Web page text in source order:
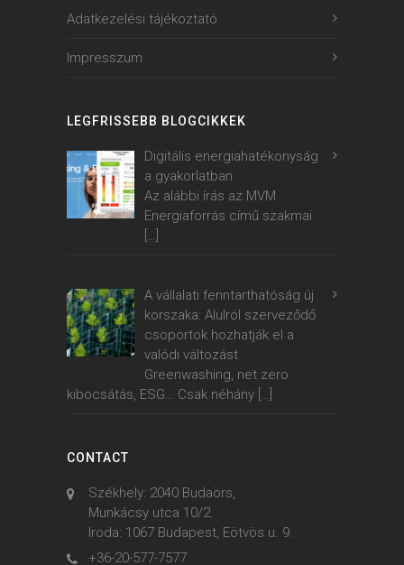
Adatkezelési tájékoztató
Impresszum
LEGFRISSEBB BLOGCIKKEK
Digitális energiahatékonyság
a gyakorlatban
Az alábbi írás az MVM
Energiaforrás című szakmai
[…]
A vállalati fenntarthatóság új
korszaka: Alulról szerveződő
csoportok hozhatják el a
valódi változást
Greenwashing, net zero
kibocsátás, ESG… Csak néhány […]
CONTACT
Székhely: 2040 Budaörs,
Munkácsy utca 10/2.
Iroda: 1067 Budapest, Eötvös u. 9.
+36-20-577-7577